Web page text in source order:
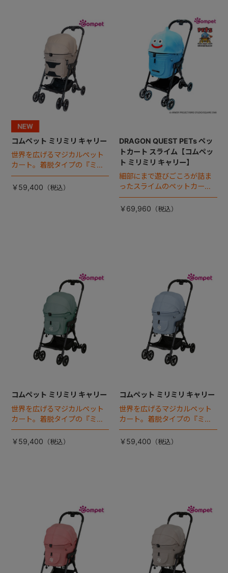
コムペット ミリミリ キャリー
世界を広げるマジカルペット
カート。着脱タイプの『ミリ
ミリ キャリー』 からアースカ
ラーが登場！
￥59,400
DRAGON QUEST PETs ペッ
トカート スライム【コムペッ
ト ミリミリ キャリー】
細部にまで遊びごころが詰ま
ったスライムのペットカー
ト。
￥69,960
コムペット ミリミリ キャリー
世界を広げるマジカルペット
カート。着脱タイプの『ミリ
ミリEG』 がフルモデルチェン
ジ 。新機能「マジカルフォー
￥59,400
コムペット ミリミリ キャリー
世界を広げるマジカルペット
カート。着脱タイプの『ミリ
ミリEG』 がフルモデルチェン
ジ 。新機能「マジカルフォー
￥59,400